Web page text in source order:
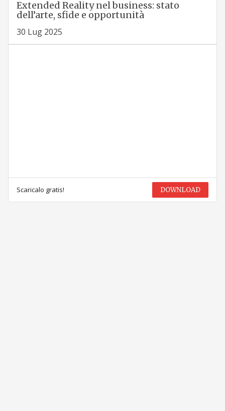
Extended Reality nel business: stato
dell’arte, sfide e opportunità
30 Lug 2025
Scaricalo gratis! DOWNLOAD